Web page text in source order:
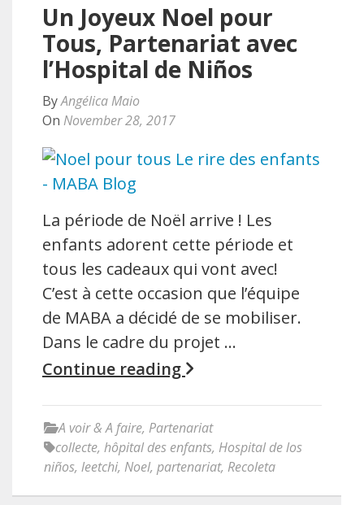
Un Joyeux Noel pour
Tous, Partenariat avec
l’Hospital de Niños
ByAngélica Maio
On November 28, 2017
La période de Noël arrive ! Les
enfants adorent cette période et
tous les cadeaux qui vont avec!
C’est à cette occasion que l’équipe
de MABA a décidé de se mobiliser.
Dans le cadre du projet …
Continue reading
A voir & A faire, Partenariat
collecte, hôpital des enfants, Hospital de los
niños, leetchi, Noel, partenariat, Recoleta